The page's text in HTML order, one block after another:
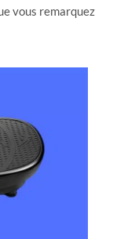
vous remarquez